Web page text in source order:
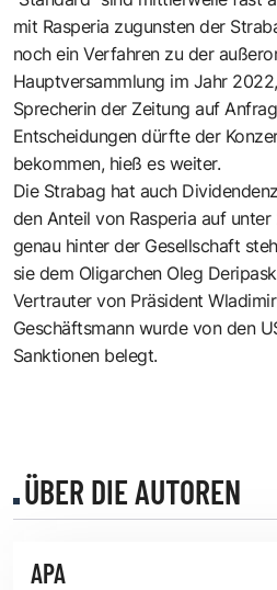
mit Rasperia zugunsten der
noch ein Verfahren zu der
Hauptversammlung im Jahr
Sprecherin der Zeitung auf
Entscheidungen dürfte der
bekommen, hieß es weiter.
Die Strabag hat auch
den Anteil von Rasperia auf
genau hinter der Gesellschaft
sie dem Oligarchen Oleg
Vertrauter von Präsident
Geschäftsmann wurde von den
Sanktionen belegt.
ÜBER DIE AUTOREN
APA